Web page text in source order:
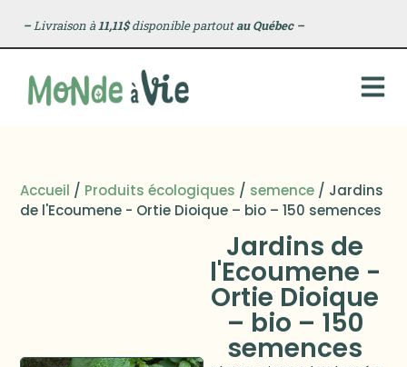
–Livraison à11,11$disponible partoutau Québec –
Accueil / Produits écologiques / semence / Jardins
de l'Ecoumene - Ortie Dioique – bio – 150 semences
Jardins de
l'Ecoumene -
Ortie Dioique
– bio – 150
semences